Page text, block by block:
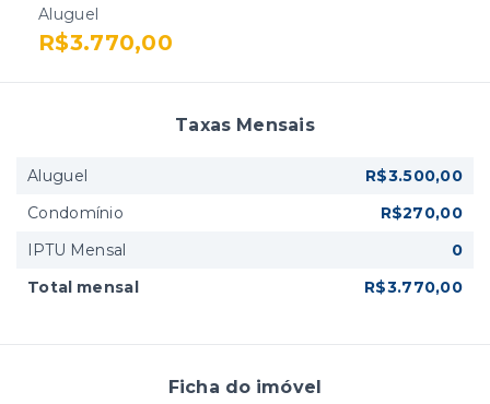
Aluguel
R$3.770,00
Taxas Mensais
Aluguel
R$3.500,00
Condomínio
R$270,00
IPTU Mensal
0
Total mensal
R$3.770,00
Ficha do imóvel